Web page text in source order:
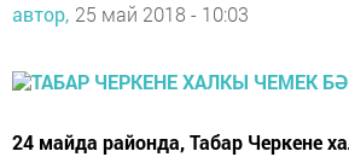
автор, 25 май 2018 - 10:03
24 майда районда, Табар Черкене